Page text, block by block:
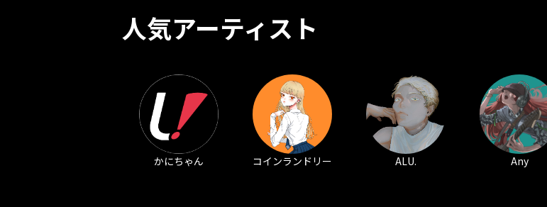
人気アーティスト
かにちゃん コインランドリー ALU. Any